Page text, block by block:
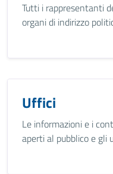
Tutti i rappresentanti
organi di indirizzo
Uffici
Le informazioni e i
aperti al pubblico e gli